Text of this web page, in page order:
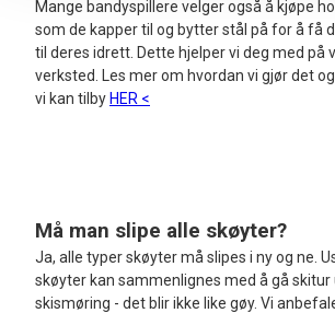
Mange bandyspillere velger også å kjøpe
som de kapper til og bytter stål på for å få
til deres idrett. Dette hjelper vi deg med på
verksted. Les mer om hvordan vi gjør det
vi kan tilby HER <
Må man slipe alle skøyter?
Ja, alle typer skøyter må slipes i ny og ne.
skøyter kan sammenlignes med å gå skitur
skismøring - det blir ikke like gøy. Vi